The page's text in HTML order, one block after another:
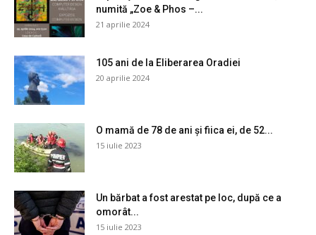
numită „Zoe & Phos –...
21 aprilie 2024
105 ani de la Eliberarea Oradiei
20 aprilie 2024
O mamă de 78 de ani și fiica ei, de 52...
15 iulie 2023
Un bărbat a fost arestat pe loc, după ce a
omorât...
15 iulie 2023